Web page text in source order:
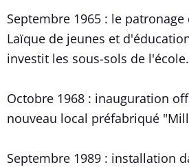
Septembre 1965 : le patronage
Laïque de jeunes et
investit les sous-sols de l'école.
Octobre 1968 : inauguration
nouveau local préfabriqué
Septembre 1989 : installation